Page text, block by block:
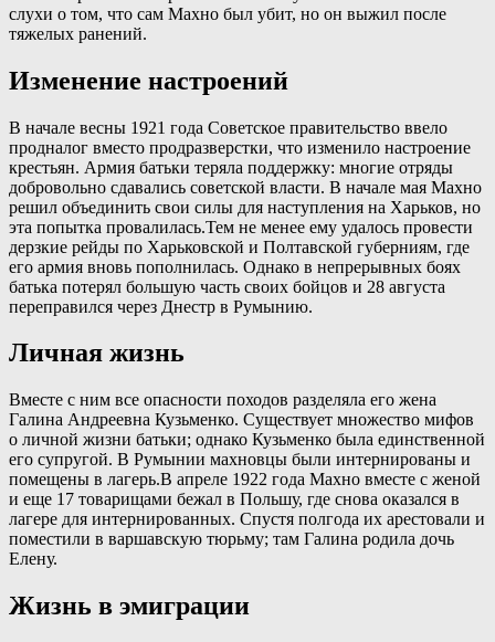
слухи о том, что сам Махно был убит, но он выжил после
тяжелых ранений.
Изменение настроений
В начале весны 1921 года Советское правительство ввело
продналог вместо продразверстки, что изменило настроение
крестьян. Армия батьки теряла поддержку: многие отряды
добровольно сдавались советской власти. В начале мая Махно
решил объединить свои силы для наступления на Харьков, но
эта попытка провалилась.Тем не менее ему удалось провести
дерзкие рейды по Харьковской и Полтавской губерниям, где
его армия вновь пополнилась. Однако в непрерывных боях
батька потерял большую часть своих бойцов и 28 августа
переправился через Днестр в Румынию.
Личная жизнь
Вместе с ним все опасности походов разделяла его жена
Галина Андреевна Кузьменко. Существует множество мифов
о личной жизни батьки; однако Кузьменко была единственной
его супругой. В Румынии махновцы были интернированы и
помещены в лагерь.В апреле 1922 года Махно вместе с женой
и еще 17 товарищами бежал в Польшу, где снова оказался в
лагере для интернированных. Спустя полгода их арестовали и
поместили в варшавскую тюрьму; там Галина родила дочь
Елену.
Жизнь в эмиграции